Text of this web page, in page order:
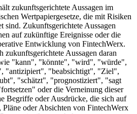
zukunftsgerichtete Aussagen im
Wertpapiergesetze, die mit Risiken
sind. Zukunftsgerichtete Aussagen
auf zukünftige Ereignisse oder die
Entwicklung von FintechWerx.
zukunftsgerichtete Aussagen daran
wie "kann", "könnte", "wird", "würde",
"antizipiert", "beabsichtigt", "Ziel",
"schätzt", "prognostiziert", "sagt
oder die Verneinung dieser
Begriffe oder Ausdrücke, die sich auf
oder Absichten von FintechWerx